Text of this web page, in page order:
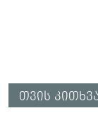
თვის